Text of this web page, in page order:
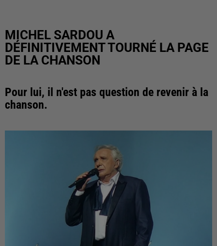
MICHEL SARDOU A
DÉFINITIVEMENT TOURNÉ LA PAGE
DE LA CHANSON
Pour lui, il n'est pas question de revenir à la
chanson.